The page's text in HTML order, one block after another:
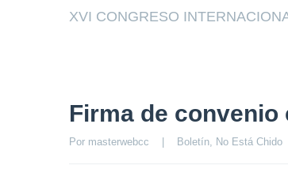
XVI CONGRESO
Firma de convenio
Por masterwebcc Boletín, No Está Chido